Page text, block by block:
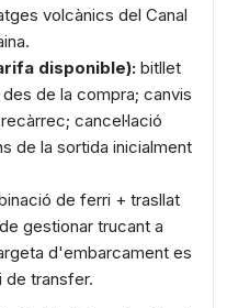
volcànics del Canal
disponible): bitllet
de la compra; canvis
cancel·lació
de la sortida inicialment
de ferri + trasllat
gestionar trucant a
d'embarcament es
de transfer.